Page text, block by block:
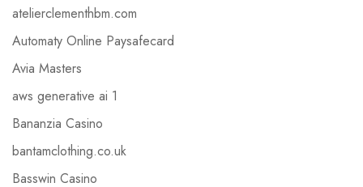
atelierclementhbm.com
Automaty Online Paysafecard
Avia Masters
aws generative ai 1
Bananzia Casino
bantamclothing.co.uk
Basswin Casino